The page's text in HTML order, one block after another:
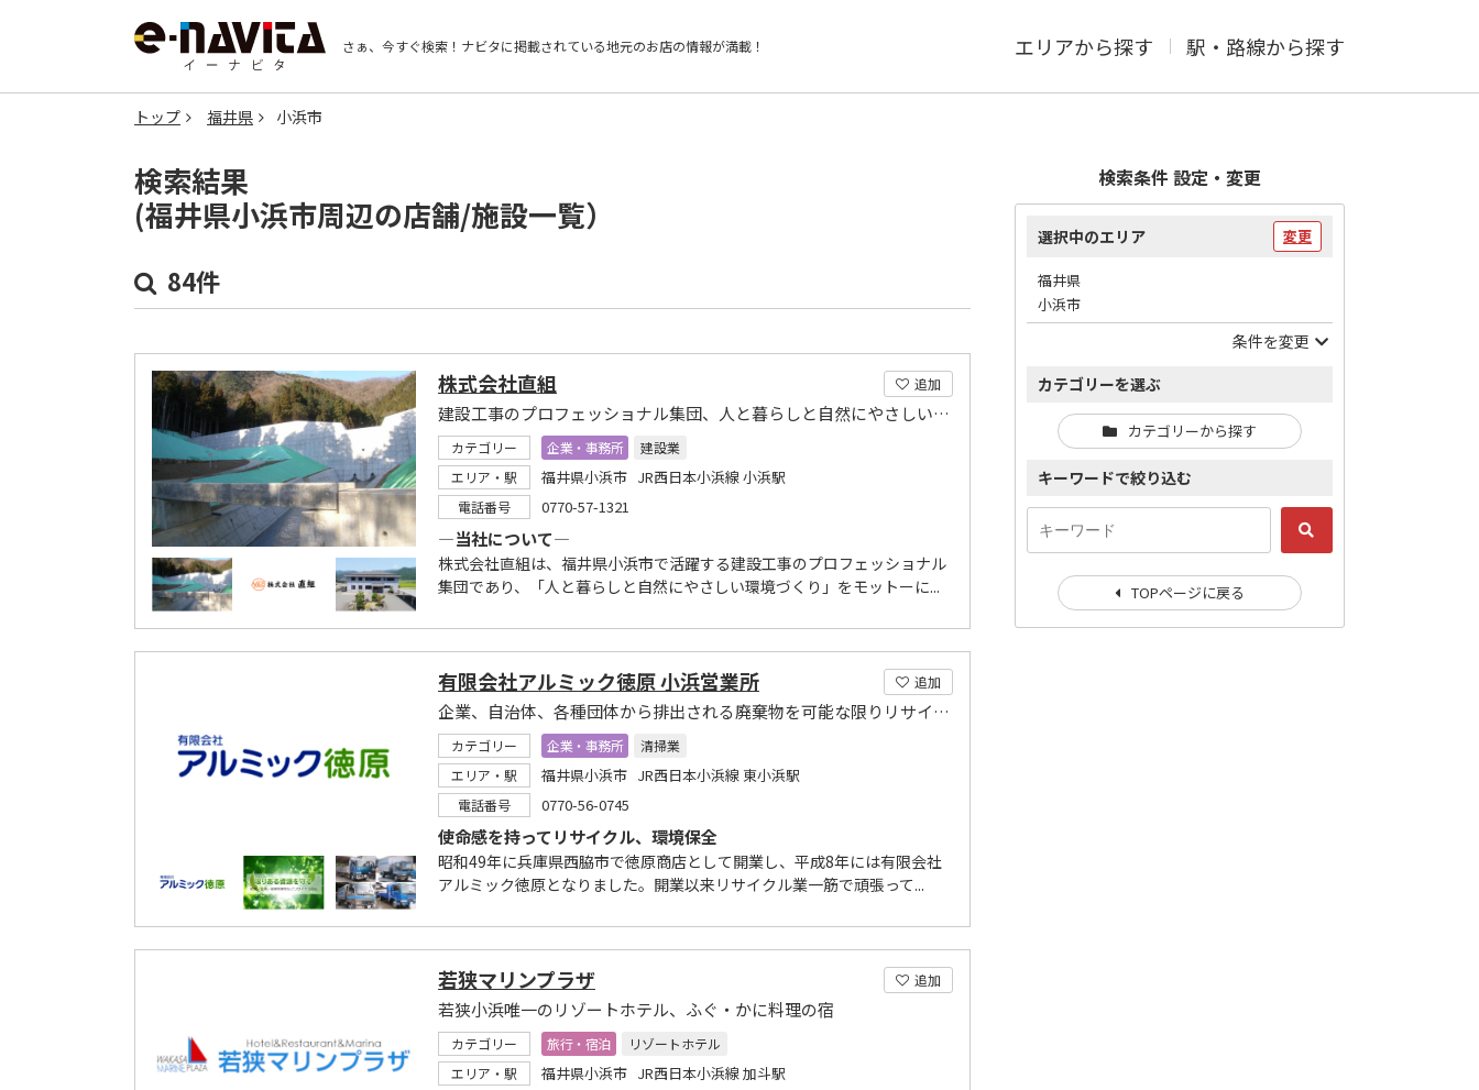
さぁ、今すぐ検索！ ナビタに掲載されている地元のお店の情報が満載！ エリアから探す 駅・路線から探す
トップ 福井県 小浜市
検索結果
(福井県小浜市周辺の店舗/施設一覧）
84件
追加
株式会社直組
建設工事のプロフェッショナル集団、人と暮らしと自然にやさしい環境づくり
カテゴリー 企業・事務所
建設業
エリア・駅
福井県小浜市 JR西日本小浜線 小浜駅
電話番号 0770-57-1321
―当社について―
株式会社直組は、福井県小浜市で活躍する建設工事のプロフェッショナル
集団であり、「人と暮らしと自然にやさしい環境づくり」をモットーに...
追加
有限会社アルミック徳原 小浜営業所
企業、自治体、各種団体から排出される廃棄物を可能な限りリサイクル処理
カテゴリー 企業・事務所
清掃業
エリア・駅
福井県小浜市 JR西日本小浜線 東小浜駅
電話番号 0770-56-0745
使命感を持ってリサイクル、環境保全
昭和49年に兵庫県西脇市で徳原商店として開業し、平成8年には有限会社
アルミック徳原となりました。開業以来リサイクル業一筋で頑張って...
追加
若狭マリンプラザ
若狭小浜唯一のリゾートホテル、ふぐ・かに料理の宿
カテゴリー 旅行・宿泊
リゾートホテル
エリア・駅
福井県小浜市 JR西日本小浜線 加斗駅
検索条件 設定・変更
選択中のエリア 変更
福井県
小浜市
条件を変更
カテゴリーを選ぶ
カテゴリーから探す
キーワードで絞り込む
TOPページに戻る